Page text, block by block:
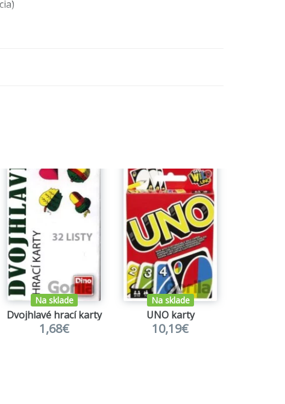
Na sklade
Dvojhlavé hrací karty
1,68€
Na sklade
UNO karty
10,19€